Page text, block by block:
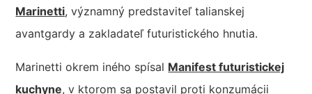
Marinetti, významný predstaviteľ talianskej
avantgardy a zakladateľ futuristického hnutia.
Marinetti okrem iného spísal Manifest futuristickej
kuchyne, v ktorom sa postavil proti konzumácii